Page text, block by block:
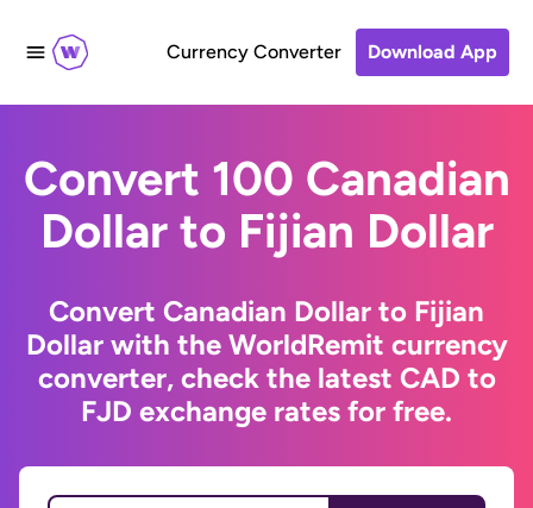
Currency Converter Download App
Convert 100 Canadian
Dollar to Fijian Dollar
Convert Canadian Dollar to Fijian
Dollar with the WorldRemit currency
converter, check the latest CAD to
FJD exchange rates for free.